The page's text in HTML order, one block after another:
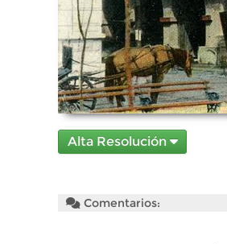
Alta Resolución
Comentarios: